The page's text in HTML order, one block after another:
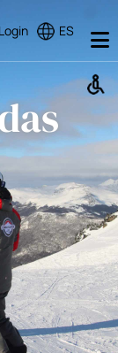
Login ES